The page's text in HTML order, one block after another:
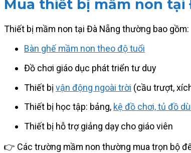
Mua thiết bị mầm non
Thiết bị mầm non tại Đà Nẵng thường bao gồm:
Bàn ghế mầm non theo độ tuổi
Đồ chơi giáo dục phát triển tư duy
Thiết bị vận động ngoài trời (cầu trượt,
Thiết bị học tập: bảng, kệ đồ chơi, tủ đồ
Thiết bị hỗ trợ giảng dạy cho giáo viên
👉 Các trường mầm non thường mua trọn bộ